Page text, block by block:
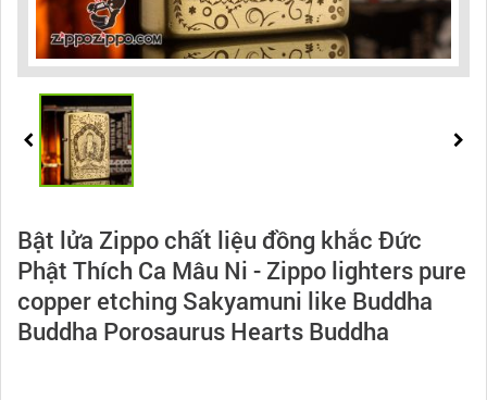
Bật lửa Zippo chất liệu đồng khắc Đức
Phật Thích Ca Mâu Ni - Zippo lighters pure
copper etching Sakyamuni like Buddha
Buddha Porosaurus Hearts Buddha